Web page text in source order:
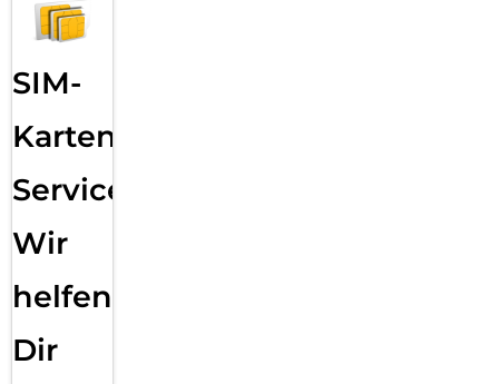
SIM-
Karten
Service:
Wir
helfen
Dir